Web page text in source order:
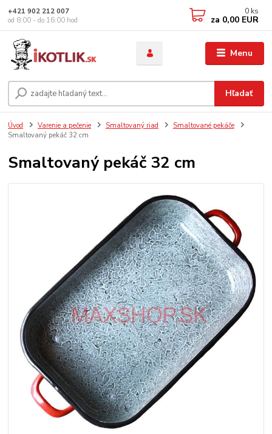
Menu
Hľadať
+421 902 212 007
od 8:00 - do 16:00 hod
0 ks
za 0,00 EUR
Úvod Varenie a pečenie Smaltovaný riad
Smaltované pekáče
Smaltovaný pekáč 32 cm
Smaltovaný pekáč 32 cm